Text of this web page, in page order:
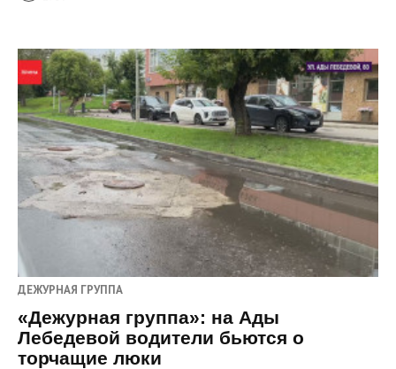
ДЕЖУРНАЯ ГРУППА
«Дежурная группа»: на Ады
Лебедевой водители бьются о
торчащие люки